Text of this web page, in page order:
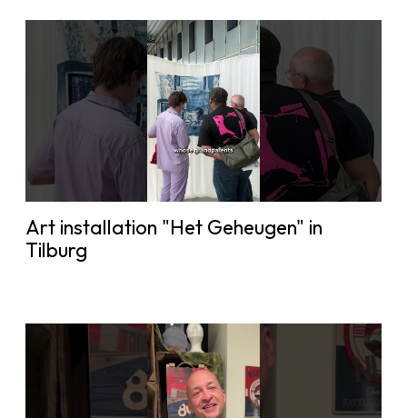
Art installation "Het Geheugen" in
Tilburg